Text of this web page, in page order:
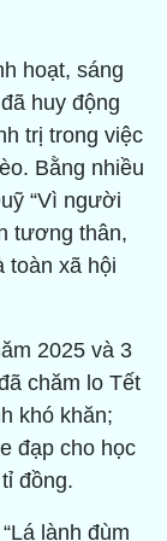
hoạt, sáng
huy động
trị trong việc
Bằng nhiều
“Vì người
tương thân,
toàn xã hội
2025 và 3
chăm lo Tết
khó khăn;
đạp cho học
đồng.
lành đùm